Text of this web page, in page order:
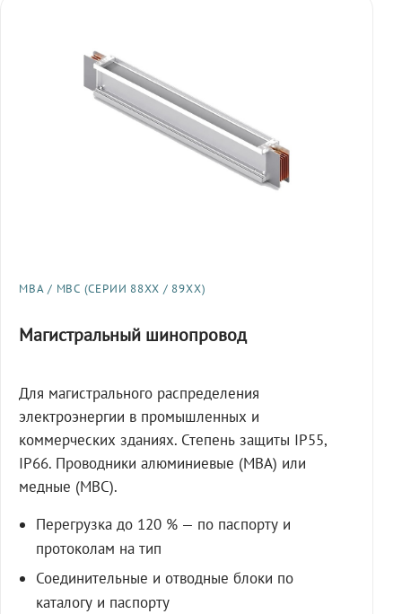
МВА / МВС (СЕРИИ 88XX / 89XX)
Магистральный шинопровод
Для магистрального распределения
электроэнергии в промышленных и
коммерческих зданиях. Степень защиты IP55,
IP66. Проводники алюминиевые (МВА) или
медные (МВС).
Перегрузка до 120 % — по паспорту и
протоколам на тип
Соединительные и отводные блоки по
каталогу и паспорту